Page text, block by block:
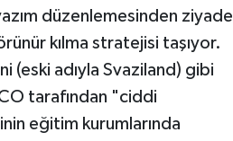
düzenlemesinden ziyade
kılma stratejisi taşıyor.
(eski adıyla Svaziland) gibi
tarafından "ciddi
eğitim kurumlarında